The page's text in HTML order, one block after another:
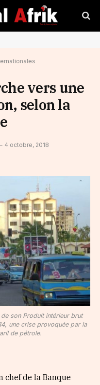
vers une
selon la
4 octobre, 2018
de son Produit intérieur brut
une crise provoquée par la
de pétrole.
chef de la Banque